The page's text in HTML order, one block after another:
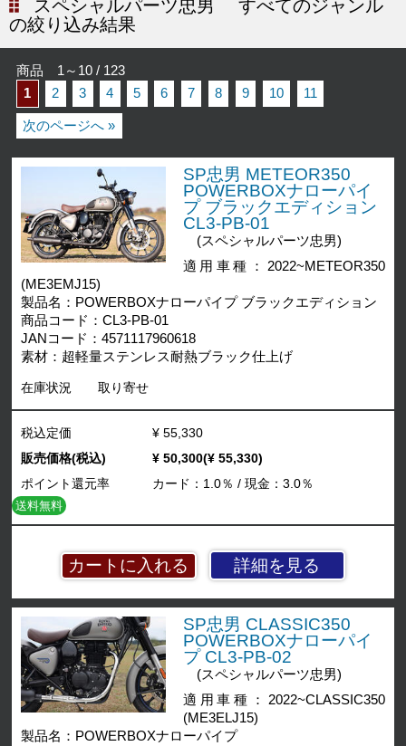
スペシャルパーツ忠男
すべてのジャンル
の絞り込み結果
商品 1～10 / 123
1
2 3 4 5 6 7 8 9 10 11
次のページへ »
SP忠男 METEOR350
POWERBOXナローパイ
プ ブラックエディション
CL3-PB-01
(スペシャルパーツ忠男)
適用車種：2022~METEOR350
(ME3EMJ15)
製品名：POWERBOXナローパイプ ブラックエディション
商品コード：CL3-PB-01
JANコード：4571117960618
素材：超軽量ステンレス耐熱ブラック仕上げ
在庫状況 取り寄せ
詳細を見る
税込定価
¥ 55,330
販売価格(税込)
¥ 50,300(¥ 55,330)
ポイント還元率
カード：1.0％ / 現金：3.0％
送料無料
SP忠男 CLASSIC350
POWERBOXナローパイ
プ CL3-PB-02
(スペシャルパーツ忠男)
適用車種：2022~CLASSIC350
(ME3ELJ15)
製品名：POWERBOXナローパイプ